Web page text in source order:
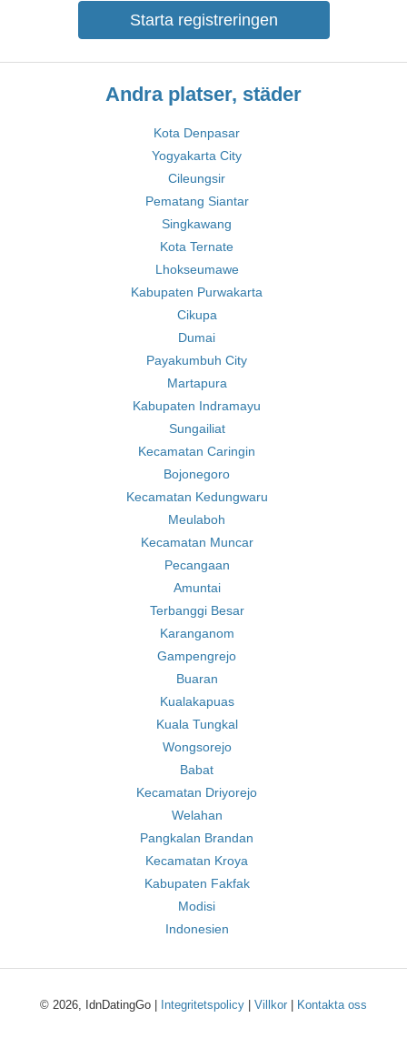
Starta registreringen
Andra platser, städer
Kota Denpasar
Yogyakarta City
Cileungsir
Pematang Siantar
Singkawang
Kota Ternate
Lhokseumawe
Kabupaten Purwakarta
Cikupa
Dumai
Payakumbuh City
Martapura
Kabupaten Indramayu
Sungailiat
Kecamatan Caringin
Bojonegoro
Kecamatan Kedungwaru
Meulaboh
Kecamatan Muncar
Pecangaan
Amuntai
Terbanggi Besar
Karanganom
Gampengrejo
Buaran
Kualakapuas
Kuala Tungkal
Wongsorejo
Babat
Kecamatan Driyorejo
Welahan
Pangkalan Brandan
Kecamatan Kroya
Kabupaten Fakfak
Modisi
Indonesien
© 2026, IdnDatingGo | Integritetspolicy Villkor Kontakta oss